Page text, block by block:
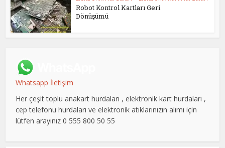
Robot Kontrol Kartları Geri
Dönüşümü
Whatsapp İletişim
Her çeşit toplu anakart hurdaları , elektronik kart hurdaları ,
cep telefonu hurdaları ve elektronik atıklarınızın alımı için
lütfen arayınız 0 555 800 50 55